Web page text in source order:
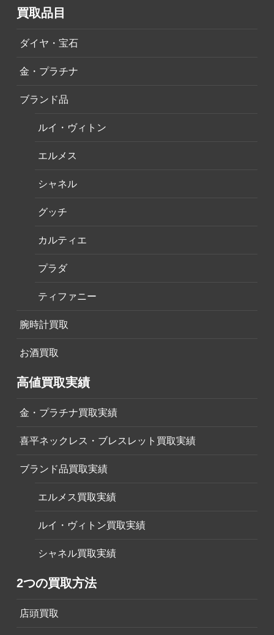
買取品目
ダイヤ・宝石
金・プラチナ
ブランド品
ルイ・ヴィトン
エルメス
シャネル
グッチ
カルティエ
プラダ
ティファニー
腕時計買取
お酒買取
高値買取実績
金・プラチナ買取実績
喜平ネックレス・ブレスレット買取実績
ブランド品買取実績
エルメス買取実績
ルイ・ヴィトン買取実績
シャネル買取実績
2つの買取方法
店頭買取